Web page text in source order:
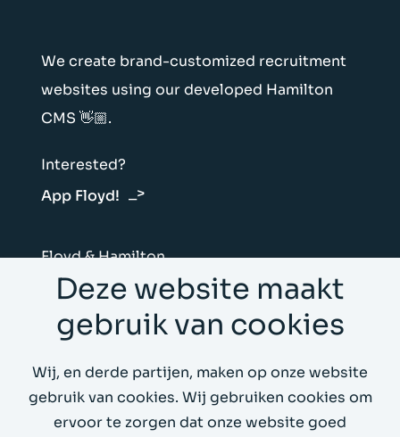
Deze website maakt
gebruik van cookies
Wij, en derde partijen, maken op onze website
gebruik van cookies. Wij gebruiken cookies om
ervoor te zorgen dat onze website goed
We create brand-customized recruitment
websites using our developed Hamilton
CMS 👋🏼.
Interested?
App Floyd!
Floyd & Hamilton
Vliegtuigstraat 6E
1059 CL Amsterdam
Nederland
Stuur ons een email
Bel ons op +31 (0)20 4199066